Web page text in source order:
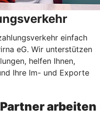
einfach
eG. Wir unterstützen
helfen Ihnen,
Ihre Im- und Exporte
arbeiten